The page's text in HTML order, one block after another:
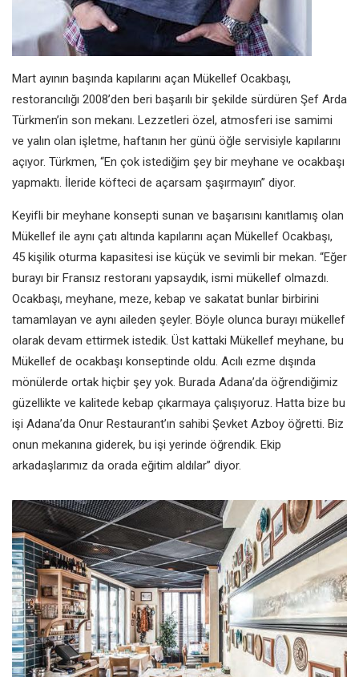
Mart ayının başında kapılarını açan Mükellef Ocakbaşı,
restorancılığı 2008’den beri başarılı bir şekilde sürdüren Şef Arda
Türkmen’in son mekanı. Lezzetleri özel, atmosferi ise samimi
ve yalın olan işletme, haftanın her günü öğle servisiyle kapılarını
açıyor. Türkmen, “En çok istediğim şey bir meyhane ve ocakbaşı
yapmaktı. İleride köfteci de açarsam şaşırmayın” diyor.
Keyifli bir meyhane konsepti sunan ve başarısını kanıtlamış olan
Mükellef ile aynı çatı altında kapılarını açan Mükellef Ocakbaşı,
45 kişilik oturma kapasitesi ise küçük ve sevimli bir mekan. “Eğer
burayı bir Fransız restoranı yapsaydık, ismi mükellef olmazdı.
Ocakbaşı, meyhane, meze, kebap ve sakatat bunlar birbirini
tamamlayan ve aynı aileden şeyler. Böyle olunca burayı mükellef
olarak devam ettirmek istedik. Üst kattaki Mükellef meyhane, bu
Mükellef de ocakbaşı konseptinde oldu. Acılı ezme dışında
mönülerde ortak hiçbir şey yok. Burada Adana’da öğrendiğimiz
güzellikte ve kalitede kebap çıkarmaya çalışıyoruz. Hatta bize bu
işi Adana’da Onur Restaurant’ın sahibi Şevket Azboy öğretti. Biz
onun mekanına giderek, bu işi yerinde öğrendik. Ekip
arkadaşlarımız da orada eğitim aldılar” diyor.